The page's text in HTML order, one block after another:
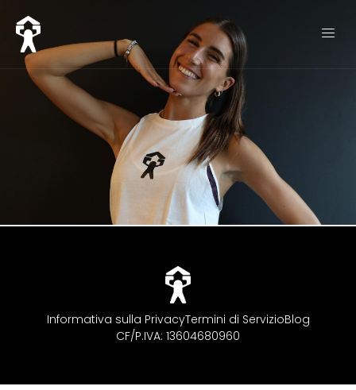
Informativa sulla PrivacyTermini di ServizioBlog
CF/P.IVA: 13604680960